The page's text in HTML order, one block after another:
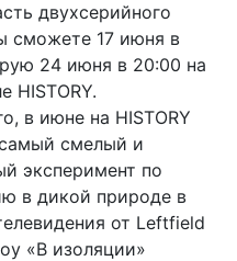
двухсерийного
сможете 17 июня в
24 июня в 20:00 на
HISTORY.
в июне на HISTORY
смелый и
эксперимент по
в дикой природе в
от Leftfield
«В изоляции»